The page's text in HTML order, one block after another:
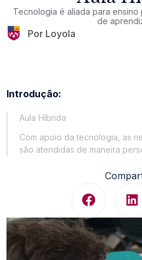
Tecnologia é aliada para
de
Por Loyola
Introdução:
Aula Híbrida
Com apoio da tecnologia, as
são atendidas de maneira